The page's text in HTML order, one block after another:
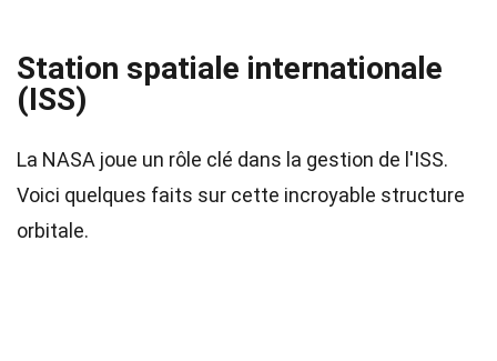
Station spatiale internationale
(ISS)
La NASA joue un rôle clé dans la gestion de l'ISS.
Voici quelques faits sur cette incroyable structure
orbitale.